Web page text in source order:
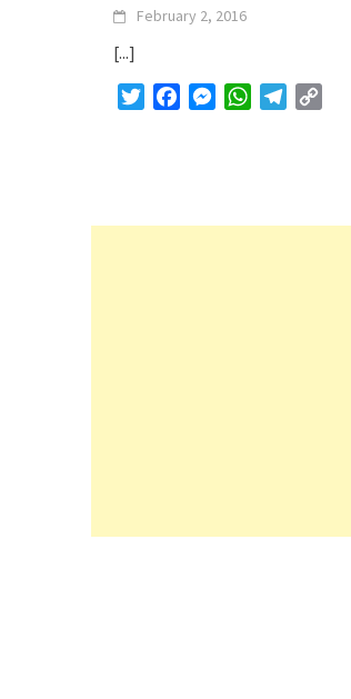
February 2, 2016
[...]
TwitterFacebookMessengerWhatsAppTelegram